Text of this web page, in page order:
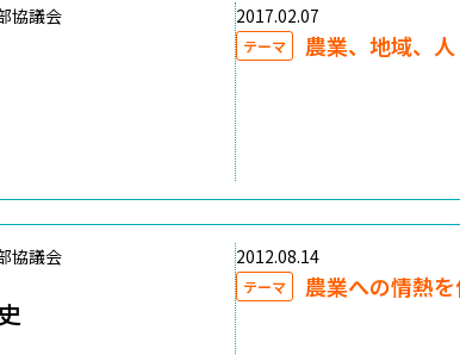
協議会
2017.02.07
テーマ 農業、地域、人
協議会
2012.08.14
テーマ 農業への情熱